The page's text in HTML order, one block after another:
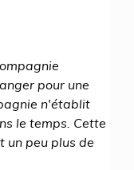
pour une
n'établit
le temps. Cette
un peu plus de